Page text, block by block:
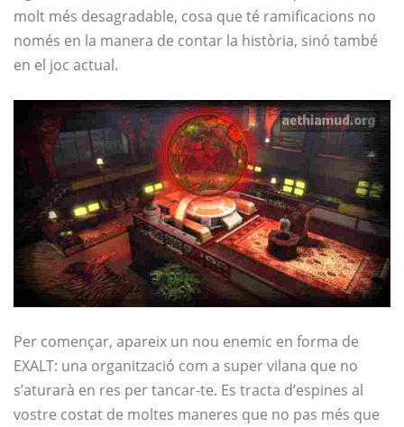
molt més desagradable, cosa que té ramificacions no
només en la manera de contar la història, sinó també
en el joc actual.
Per començar, apareix un nou enemic en forma de
EXALT: una organització com a super vilana que no
s’aturarà en res per tancar-te. Es tracta d’espines al
vostre costat de moltes maneres que no pas més que